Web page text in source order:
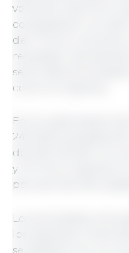
volumen y 8,5 % en
comparación con
del 7,1 % en volumen
resultado representa
serie histórica
como en ingresos.
En el cuatrimestre de
240 300 toneladas
de 579,1 MUSD, con
y 17,7 % en ingresos,
período del año
Los principales
los ingresos), China
se destacó con un